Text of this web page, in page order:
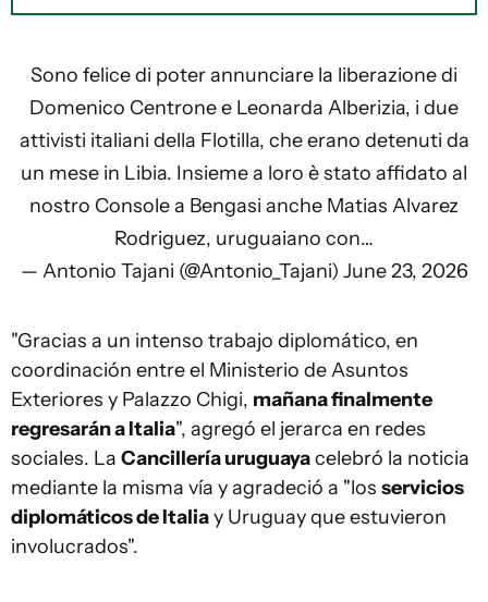
Sono felice di poter annunciare la liberazione di
Domenico Centrone e Leonarda Alberizia, i due
attivisti italiani della Flotilla, che erano detenuti da
un mese in Libia. Insieme a loro è stato affidato al
nostro Console a Bengasi anche Matias Alvarez
Rodriguez, uruguaiano con…
— Antonio Tajani (@Antonio_Tajani) June 23, 2026
"Gracias a un intenso trabajo diplomático, en
coordinación entre el Ministerio de Asuntos
Exteriores y Palazzo Chigi, mañana finalmente
regresarán a Italia", agregó el jerarca en redes
sociales. La Cancillería uruguayacelebró la noticia
mediante la misma vía y agradeció a "los servicios
diplomáticos de Italiay Uruguay que estuvieron
involucrados".